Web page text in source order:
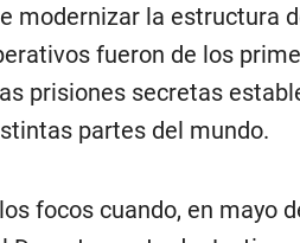
modernizar la estructura
fueron de los
prisiones secretas
partes del mundo.
focos cuando, en mayo